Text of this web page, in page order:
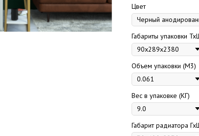
Цвет
Габариты упаковки
Объем упаковки (М3)
Вес в упаковке (КГ)
Габарит радиатора